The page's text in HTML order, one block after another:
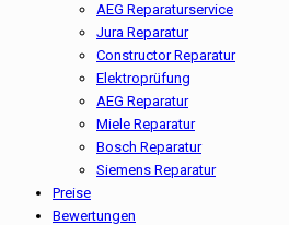
AEG Reparaturservice
Jura Reparatur
Constructor Reparatur
Elektroprüfung
AEG Reparatur
Miele Reparatur
Bosch Reparatur
Siemens Reparatur
Preise
Bewertungen